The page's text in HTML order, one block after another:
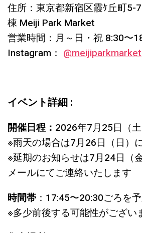
住所：東京都新宿区霞ｹ丘町5-
棟 Meiji Park Market
営業時間：月～日・祝 8:30〜
Instagram： @meijiparkmarket
イベント詳細 :
開催日程： 2026年7月25日（土
※雨天の場合は7月26日（日）
※延期のお知らせは7月24日（
メールにてご連絡いたします
時間帯：17:45〜20:30ごろを
※多少前後する可能性がござい